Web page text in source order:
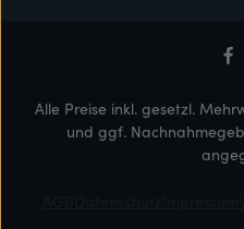
Alle Preise inkl. gesetzl.
und ggf.